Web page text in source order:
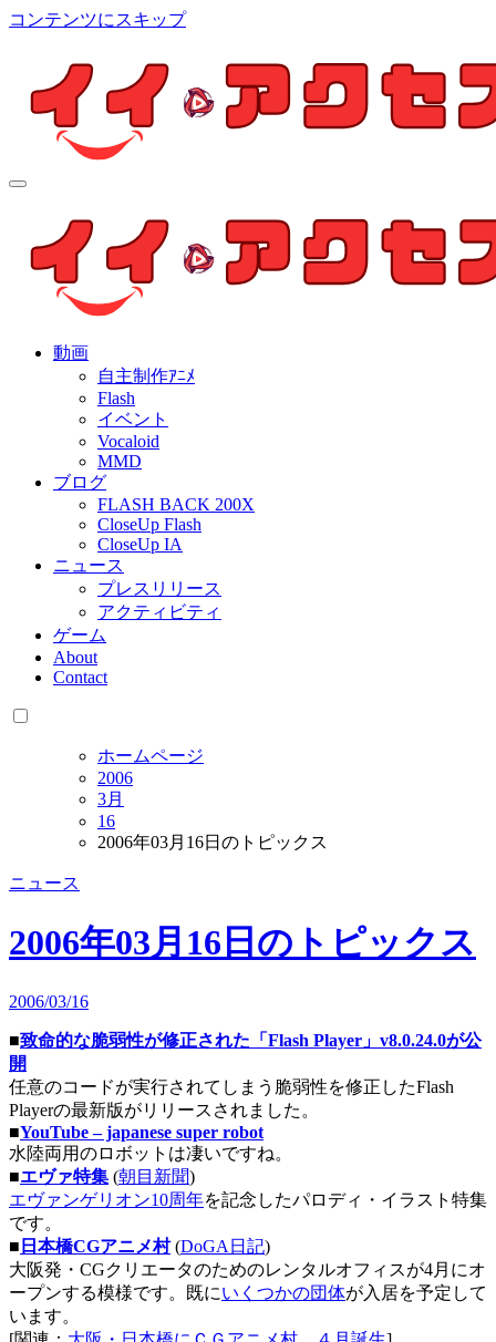
コンテンツにスキップ
個人制作アニメを中心とした動画紹介ブログ
動画
自主制作ｱﾆﾒ
Flash
イベント
Vocaloid
MMD
ブログ
FLASH BACK 200X
CloseUp Flash
CloseUp IA
ニュース
プレスリリース
アクティビティ
ゲーム
About
Contact
ホームページ
2006
3月
16
2006年03月16日のトピックス
ニュース
2006年03月16日のトピックス
2006/03/16
■致命的な脆弱性が修正された「Flash Player」v8.0.24.0が公
開
任意のコードが実行されてしまう脆弱性を修正したFlash
Playerの最新版がリリースされました。
■YouTube – japanese super robot
水陸両用のロボットは凄いですね。
■エヴァ特集 (朝目新聞)
エヴァンゲリオン10周年を記念したパロディ・イラスト特集
です。
■ 日本橋CGアニメ村(DoGA日記)
大阪発・CGクリエータのためのレンタルオフィスが4月にオ
ープンする模様です。既にいくつかの団体が入居を予定して
います。